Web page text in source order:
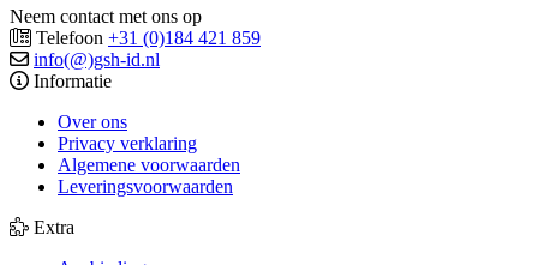
Neem contact met ons op
Telefoon +31 (0)184 421 859
info(@)gsh-id.nl
Informatie
Over ons
Privacy verklaring
Algemene voorwaarden
Leveringsvoorwaarden
Extra